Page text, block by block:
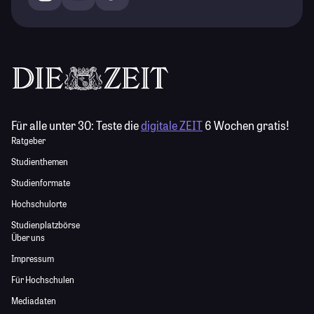
Für alle unter 30:Teste diedigitale ZEIT6 Wochen gratis!
Ratgeber
Studienthemen
Studienformate
Hochschulorte
Studienplatzbörse
Über uns
Impressum
Für Hochschulen
Mediadaten